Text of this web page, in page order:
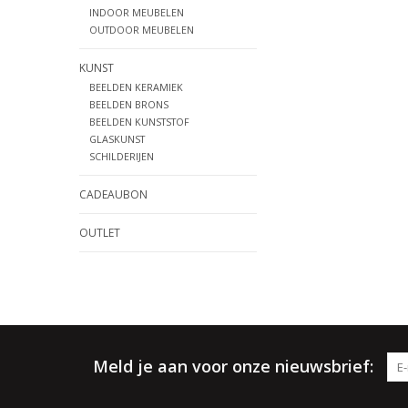
INDOOR MEUBELEN
OUTDOOR MEUBELEN
KUNST
BEELDEN KERAMIEK
BEELDEN BRONS
BEELDEN KUNSTSTOF
GLASKUNST
SCHILDERIJEN
CADEAUBON
OUTLET
Meld je aan voor onze nieuwsbrief: